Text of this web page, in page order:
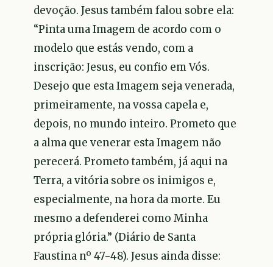
devoção. Jesus também falou sobre ela:
“Pinta uma Imagem de acordo com o
modelo que estás vendo, com a
inscrição: Jesus, eu confio em Vós.
Desejo que esta Imagem seja venerada,
primeiramente, na vossa capela e,
depois, no mundo inteiro. Prometo que
a alma que venerar esta Imagem não
perecerá. Prometo também, já aqui na
Terra, a vitória sobre os inimigos e,
especialmente, na hora da morte. Eu
mesmo a defenderei como Minha
própria glória.” (Diário de Santa
Faustina nº 47-48). Jesus ainda disse: